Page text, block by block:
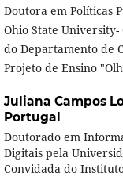
Doutora em Políticas
Ohio State University-
do Departamento de
Projeto de Ensino
Juliana Campos
Portugal
Doutorado em
Digitais pela
Convidada do